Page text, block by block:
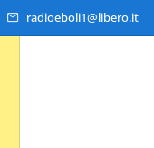
radioeboli1@libero.it